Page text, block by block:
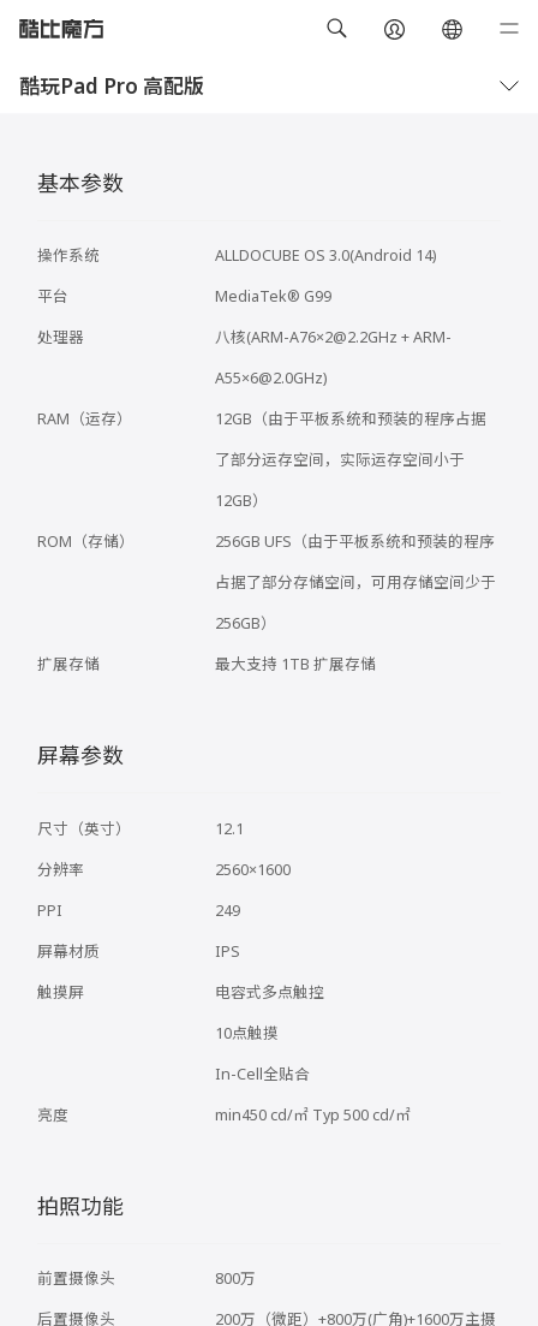
酷玩Pad Pro 高配版
概览
基本参数
操作系统
平台
处理器
RAM（运存）
ROM（存储）
扩展存储
ALLDOCUBE OS 3.0(Android 14)
MediaTek® G99
八核(ARM-A76×2@2.2GHz + ARM-
A55×6@2.0GHz)
12GB（由于平板系统和预装的程序占据
了部分运存空间，实际运存空间小于
12GB）
256GB UFS（由于平板系统和预装的程序
占据了部分存储空间，可用存储空间少于
256GB）
最大支持 1TB 扩展存储
屏幕参数
尺寸（英寸）
分辨率
PPI
屏幕材质
触摸屏
亮度
12.1
2560×1600
249
IPS
电容式多点触控
10点触摸
In-Cell全贴合
min450 cd/㎡ Typ 500 cd/㎡
拍照功能
前置摄像头
后置摄像头
800万
200万（微距）+800万(广角)+1600万主摄